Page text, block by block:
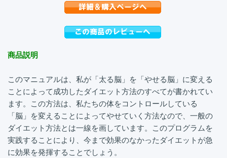
商品説明
このマニュアルは、私が「太る脳」を「やせる脳」に変える
ことによって成功したダイエット方法のすべてが書かれてい
ます。この方法は、私たちの体をコントロールしている
「脳」を変えることによってやせていく方法なので、一般の
ダイエット方法とは一線を画しています。このプログラムを
実践することにより、今まで効果のなかったダイエットが急
に効果を発揮することでしょう。